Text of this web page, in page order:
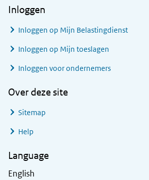
Inloggen
Inloggen op Mijn Belastingdienst
Inloggen op Mijn toeslagen
Inloggen voor ondernemers
Over deze site
Sitemap
Help
Language
English